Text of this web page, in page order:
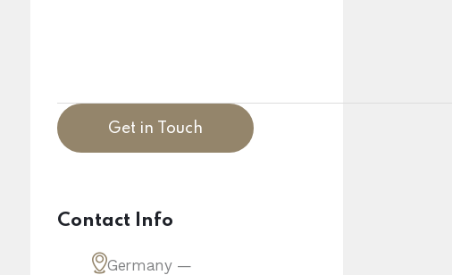
Contact Info
Germany —